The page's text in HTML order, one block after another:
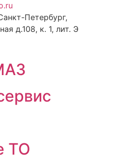
Петербург,
д.108, к. 1, лит. Э
ТО